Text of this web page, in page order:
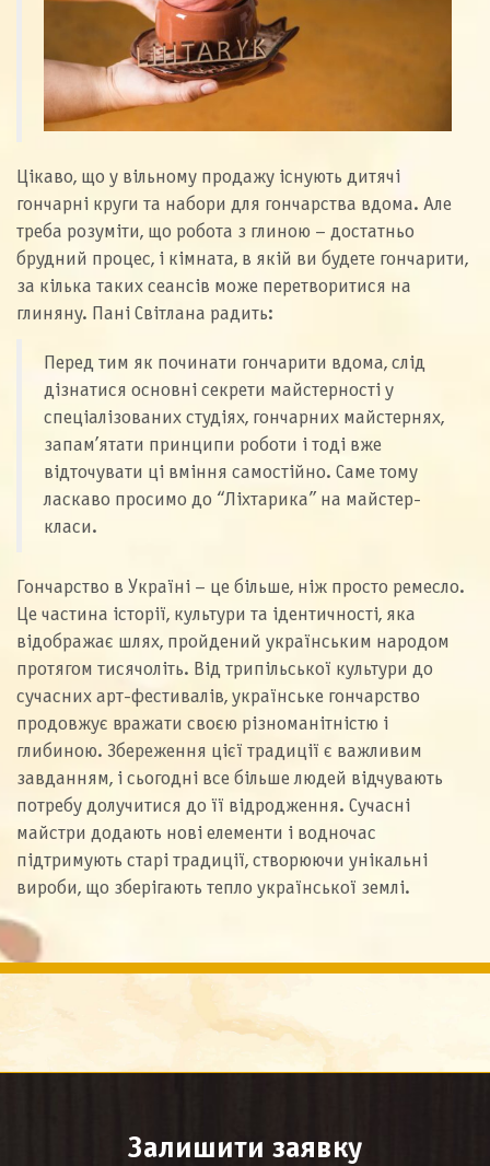
Цікаво, що у вільному продажу існують дитячі
гончарні круги та набори для гончарства вдома. Але
треба розуміти, що робота з глиною – достатньо
брудний процес, і кімната, в якій ви будете гончарити,
за кілька таких сеансів може перетворитися на
глиняну. Пані Світлана радить:
Перед тим як починати гончарити вдома, слід
дізнатися основні секрети майстерності у
спеціалізованих студіях, гончарних майстернях,
запам’ятати принципи роботи і тоді вже
відточувати ці вміння самостійно. Саме тому
ласкаво просимо до “Ліхтарика” на майстер-
класи.
Гончарство в Україні – це більше, ніж просто ремесло.
Це частина історії, культури та ідентичності, яка
відображає шлях, пройдений українським народом
протягом тисячоліть. Від трипільської культури до
сучасних арт-фестивалів, українське гончарство
продовжує вражати своєю різноманітністю і
глибиною. Збереження цієї традиції є важливим
завданням, і сьогодні все більше людей відчувають
потребу долучитися до її відродження. Сучасні
майстри додають нові елементи і водночас
підтримують старі традиції, створюючи унікальні
вироби, що зберігають тепло української землі.
Залишити заявку